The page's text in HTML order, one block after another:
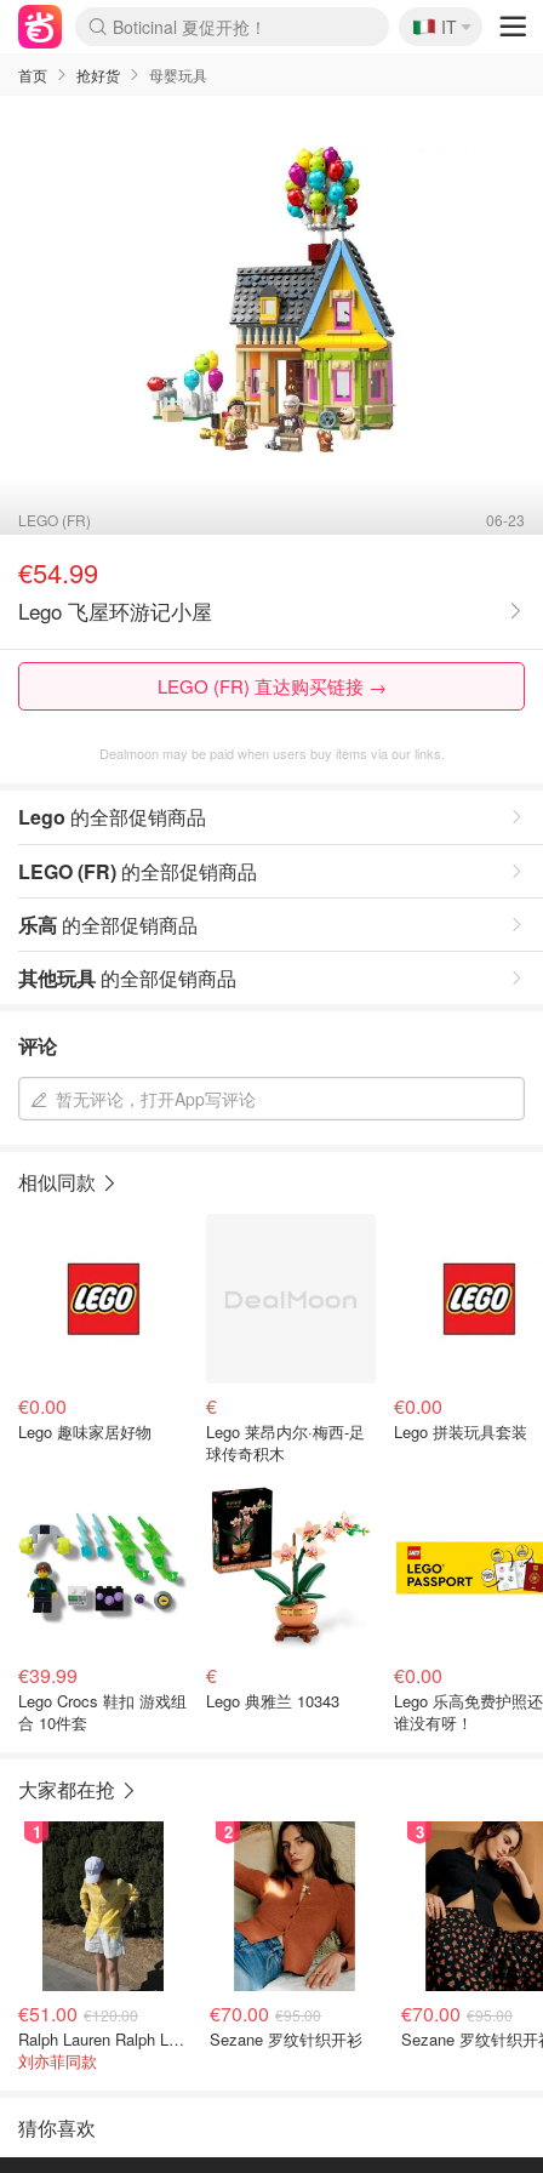
Boticinal 夏促开抢！
4折！lulu周四疯狂上新
速领！Stanley独家85折
Zalando 奥莱闪促！每日更新
🇮🇹
IT
首页 抢好货 母婴玩具
LEGO (FR) 06-23
€54.99
Lego 飞屋环游记小屋
LEGO (FR) 直达购买链接 →
Dealmoon may be paid when users buy items via our links.
Lego 的全部促销商品
LEGO (FR) 的全部促销商品
乐高 的全部促销商品
其他玩具 的全部促销商品
评论
暂无评论，打开App写评论
相似同款
€0.00
Lego 趣味家居好物
€
Lego 莱昂内尔·梅西-足
球传奇积木
€0.00
Lego 拼装玩具套装
€39.99
Lego Crocs 鞋扣 游戏组
合 10件套
€
Lego 典雅兰 10343
€0.00
Lego 乐高免费护照
谁没有呀！
大家都在抢
1
€51.00 €120.00
Ralph Lauren Ralph Lauren 男童亚麻衬衫
刘亦菲同款
2
€70.00 €95.00
Sezane 罗纹针织开衫
3
€70.00 €95.00
Sezane 罗纹针织开
猜你喜欢